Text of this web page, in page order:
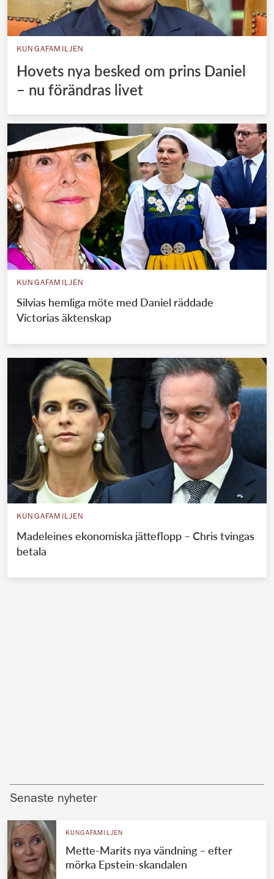
KUNGAFAMILJEN
Hovets nya besked om prins Daniel
– nu förändras livet
KUNGAFAMILJEN
Silvias hemliga möte med Daniel räddade
Victorias äktenskap
KUNGAFAMILJEN
Madeleines ekonomiska jätteflopp – Chris tvingas
betala
Senaste nyheter
KUNGAFAMILJEN
Mette-Marits nya vändning – efter
mörka Epstein-skandalen